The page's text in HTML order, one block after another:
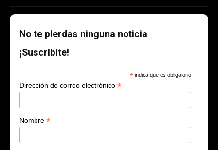
No te pierdas ninguna noticia
¡Suscribite!
* indica que es obligatorio
Dirección de correo electrónico *
Nombre *